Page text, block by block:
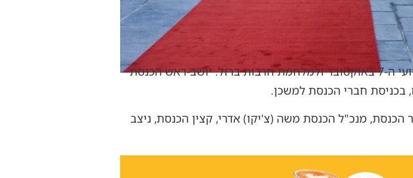
הכנסת מציינת היום (חמישי) את יום הזיכרון הלאומי לאירועי ה-7 באוקטובר ולמלחמת חרבות ברזל. יושב-ראש הכנסת
בכניסת חברי הכנסת למשכן.
הכנסת, מנכ"ל הכנסת משה (צ'יקו) אדרי, קצין הכנסת, ניצב